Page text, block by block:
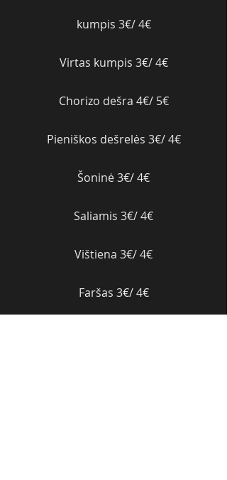
kumpis 3€/ 4€
Virtas kumpis 3€/ 4€
Chorizo dešra 4€/ 5€
Pieniškos dešrelės 3€/ 4€
Šoninė 3€/ 4€
Saliamis 3€/ 4€
Vištiena 3€/ 4€
Faršas 3€/ 4€